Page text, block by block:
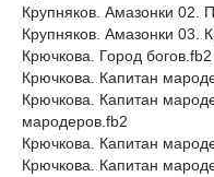
Крупняков. Амазонки 02.
Крупняков. Амазонки 03.
Крючкова. Город богов.fb2
Крючкова. Капитан
Крючкова. Капитан
мародеров.fb2
Крючкова. Капитан
Крючкова. Капитан